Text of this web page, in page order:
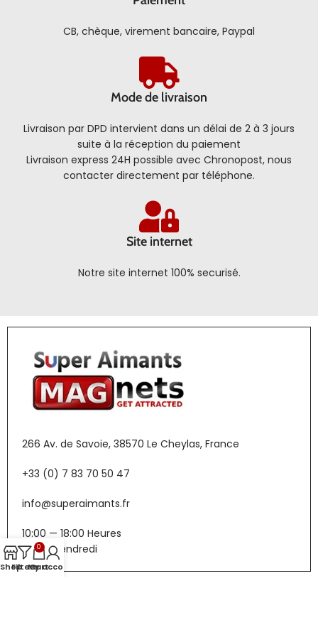
CB, chèque, virement bancaire, Paypal
Mode de livraison
Livraison par DPD intervient dans un délai de 2 à 3 jours
suite à la réception du paiement
Livraison express 24H possible avec Chronopost, nous
contacter directement par téléphone.
Site internet
Notre site internet 100% securisé.
266 Av. de Savoie, 38570 Le Cheylas, France
+33 (0) 7 83 70 50 47
info@superaimants.fr
10:00 — 18:00 Heures
Lundi-Vendredi
ShopFilters
0
Cart
My account